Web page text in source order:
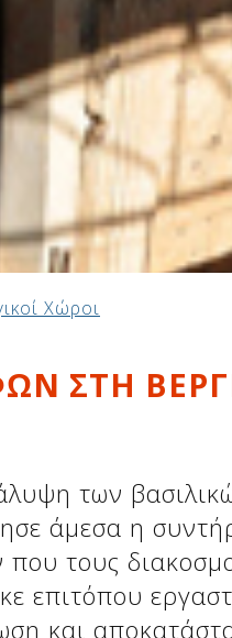
Χώροι
ΣΤΗ
των
άμεσα η
που τους
επιτόπου
και